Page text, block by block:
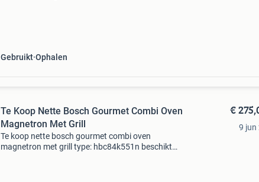
Gebruikt Ophalen
Te Koop Nette Bosch Gourmet Combi Oven
Magnetron Met Grill
Te koop nette bosch gourmet combi oven
magnetron met grill type: hbc84k551n beschikt
€
9 jun